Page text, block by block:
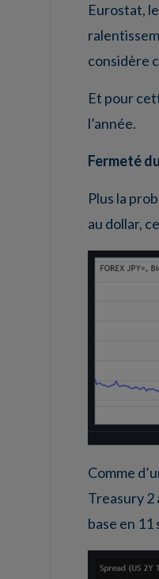
Eurostat,
considère
Et pour
l’année.
Fermeté
Plus la
au dollar,
Comme
Treasury 2
base en 11